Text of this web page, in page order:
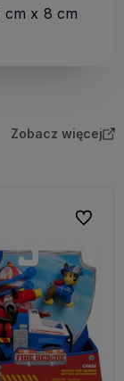
cm x 8 cm
Zobacz więcej
Do